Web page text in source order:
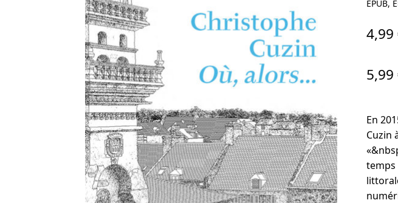
EPUB,
4,99
5,99
En
Cuzin
temps